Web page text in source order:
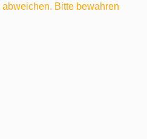
Bitte bewahren